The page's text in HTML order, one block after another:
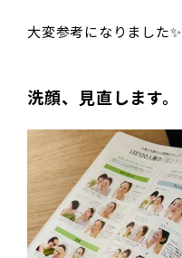
大変参考になりました✨️
洗顔、見直します。